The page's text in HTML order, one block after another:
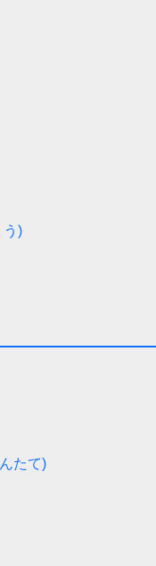
う)
たて)